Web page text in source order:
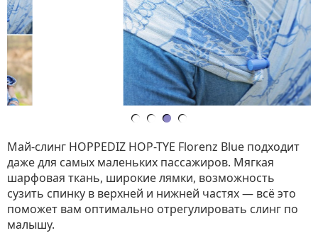
Май-слинг HOPPEDIZ HOP-TYE Florenz Blue подходит
даже для самых маленьких пассажиров. Мягкая
шарфовая ткань, широкие лямки, возможность
сузить спинку в верхней и нижней частях — всё это
поможет вам оптимально отрегулировать слинг по
малышу.